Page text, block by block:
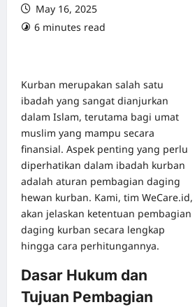
May 16, 2025
6 minutes read
Kurban merupakan salah satu
ibadah yang sangat dianjurkan
dalam Islam, terutama bagi umat
muslim yang mampu secara
finansial. Aspek penting yang perlu
diperhatikan dalam ibadah kurban
adalah aturan pembagian daging
hewan kurban. Kami, tim WeCare.id,
akan jelaskan ketentuan pembagian
daging kurban secara lengkap
hingga cara perhitungannya.
Dasar Hukum dan
Tujuan Pembagian